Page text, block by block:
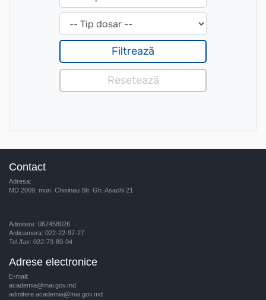
Contact
Adresa:
MD 2009, mun. Chisinau Str. Gh. Asachi 21
Admitere: 067458026
Anticamera: 022-22-97-27
Tel./fax: 022-73-89-94
Adrese electronice
E-mail:
academia@mai.gov.md
admitere.academia@mai.gov.md